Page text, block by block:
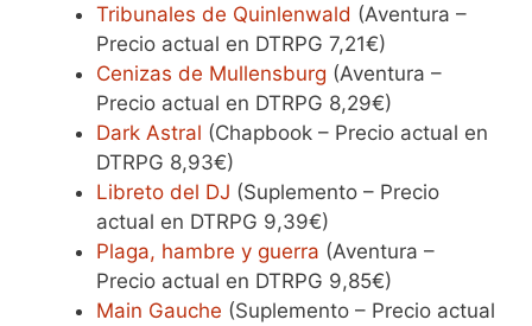
Tribunales de Quinlenwald (Aventura –
Precio actual en DTRPG 7,21€)
Cenizas de Mullensburg (Aventura –
Precio actual en DTRPG 8,29€)
Dark Astral (Chapbook – Precio actual en
DTRPG 8,93€)
Libreto del DJ (Suplemento – Precio
actual en DTRPG 9,39€)
Plaga, hambre y guerra (Aventura –
Precio actual en DTRPG 9,85€)
Main Gauche (Suplemento – Precio actual